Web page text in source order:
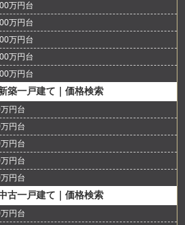
万円台
万円台
万円台
万円台
万円台
築一戸建て｜価格検索
円台
円台
円台
円台
円台
古一戸建て｜価格検索
円台